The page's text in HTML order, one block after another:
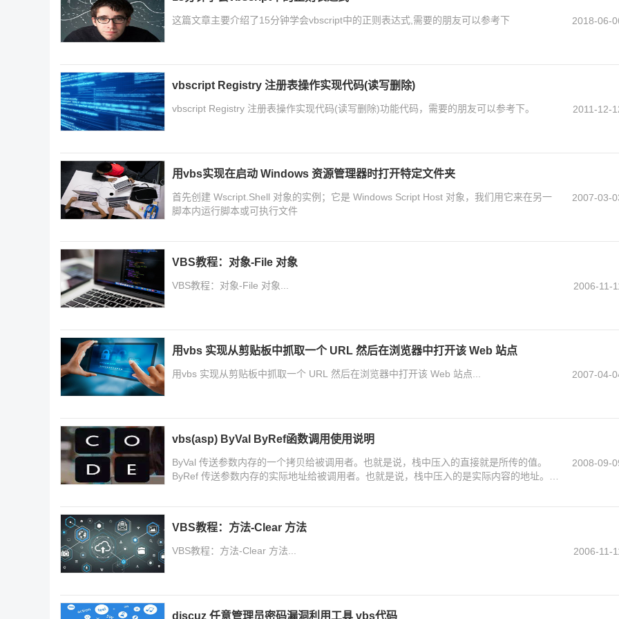
这篇文章主要介绍了15分钟学会vbscript中的正则表达式,需要的朋友可以参考下 2018-06-
vbscript Registry 注册表操作实现代码(读写删除)
vbscript Registry 注册表操作实现代码(读写删除)功能代码，需要的朋友可以参考下。 2011-12-
用vbs实现在启动 Windows 资源管理器时打开特定文件夹
首先创建 Wscript.Shell 对象的实例；它是 Windows Script Host 对象，我们用它来在另一
脚本内运行脚本或可执行文件
2007-03-
VBS教程：对象-File 对象
VBS教程：对象-File 对象... 2006-11-
用vbs 实现从剪贴板中抓取一个 URL 然后在浏览器中打开该 Web 站点
用vbs 实现从剪贴板中抓取一个 URL 然后在浏览器中打开该 Web 站点... 2007-04-
vbs(asp) ByVal ByRef函数调用使用说明
ByVal 传送参数内存的一个拷贝给被调用者。也就是说，栈中压入的直接就是所传的值。
ByRef 传送参数内存的实际地址给被调用者。也就是说，栈中压入的是实际内容的地址。被
2008-09-
VBS教程：方法-Clear 方法
VBS教程：方法-Clear 方法... 2006-11-
discuz 任意管理员密码漏洞利用工具 vbs代码